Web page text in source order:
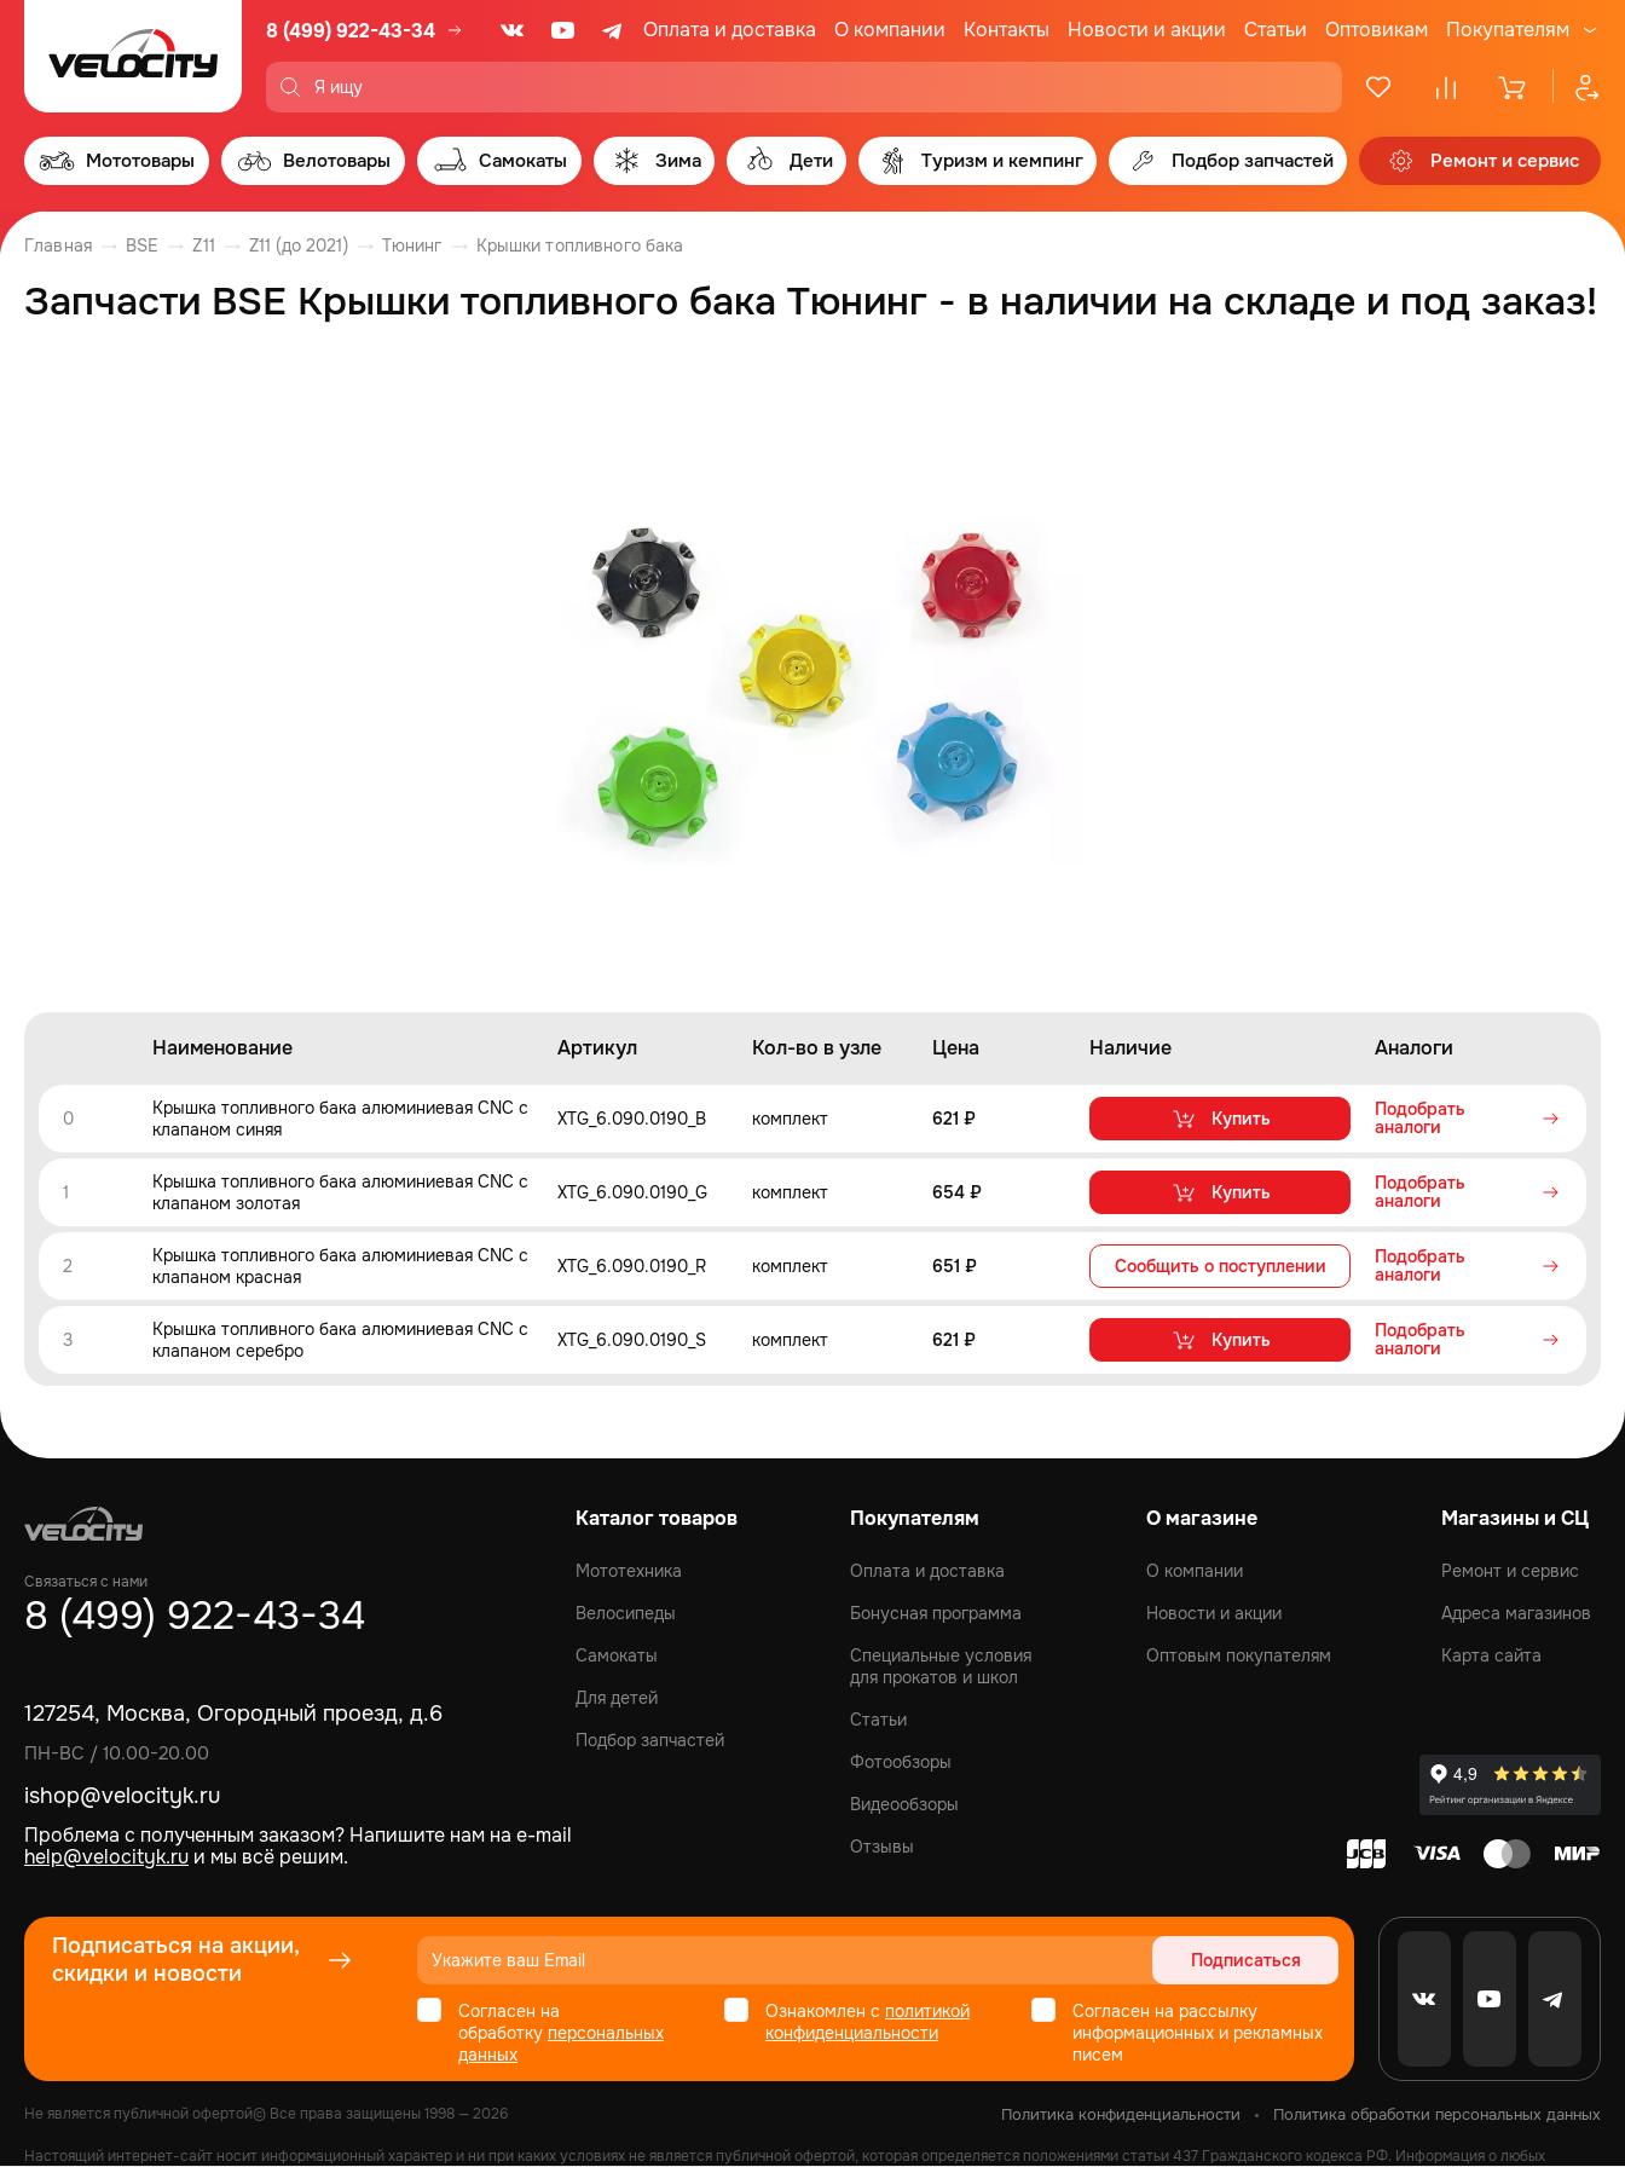
8 (499) 922-43-34 Оплата и доставка О компании Контакты Новости и акции Статьи Оптовикам Покупателям
Мототовары Велотовары Самокаты Зима Дети Туризм и кемпинг Подбор запчастей Ремонт и сервис
Главная BSE Z11 Z11 (до 2021) Тюнинг Крышки топливного бака
Запчасти BSE Крышки топливного бака Тюнинг - в наличии на складе и под заказ!
Наименование Артикул Кол-во в узле Цена Наличие Аналоги
0
Крышка топливного бака алюминиевая CNC с
клапаном синяя
XTG_6.090.0190_B комплект 621 ₽ Купить
Подобрать
аналоги
1
Крышка топливного бака алюминиевая CNC с
клапаном золотая
XTG_6.090.0190_G комплект 654 ₽ Купить
Подобрать
аналоги
2
Крышка топливного бака алюминиевая CNC с
клапаном красная
XTG_6.090.0190_R комплект 651 ₽ Сообщить о поступлении
Подобрать
аналоги
3
Крышка топливного бака алюминиевая CNC с
клапаном серебро
XTG_6.090.0190_S комплект 621 ₽ Купить
Подобрать
аналоги
Связаться с нами
8 (499) 922-43-34
Каталог товаров
Мототехника
Велосипеды
Самокаты
Для детей
Подбор запчастей
Покупателям
Оплата и доставка
Бонусная программа
Специальные условия
для прокатов и школ
Статьи
Фотообзоры
Видеообзоры
Отзывы
О магазине
О компании
Новости и акции
Оптовым покупателям
Магазины и СЦ
Ремонт и сервис
Адреса магазинов
Карта сайта
127254, Москва, Огородный проезд, д.6
ПН-ВС / 10.00-20.00
ishop@velocityk.ru
Проблема с полученным заказом? Напишите нам на e-mail
help@velocityk.ru и мы всё решим.
Подписаться на акции,
скидки и новости
Подписаться
Согласен на
обработку персональных
данных
Ознакомлен с политикой
конфиденциальности
Согласен на рассылку
информационных и рекламных
писем
Не является публичной офертой© Все права защищены1998 — 2026 Политика конфиденциальности Политика обработки персональных данных
Настоящий интернет-сайт носит информационный характер и ни при каких условиях не является публичной офертой, которая определяется положениями статьи 437 Гражданского кодекса РФ. Информация о любых